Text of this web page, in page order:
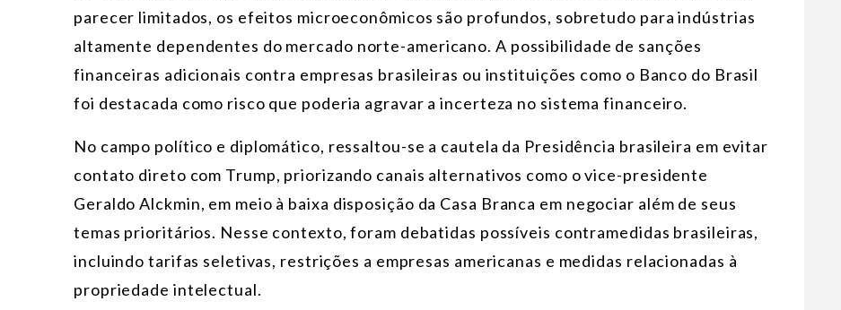
parecer limitados, os efeitos microeconômicos são profundos, sobretudo para indústrias
altamente dependentes do mercado norte-americano. A possibilidade de sanções
financeiras adicionais contra empresas brasileiras ou instituições como o Banco do Brasil
foi destacada como risco que poderia agravar a incerteza no sistema financeiro.
No campo político e diplomático, ressaltou-se a cautela da Presidência brasileira em evitar
contato direto com Trump, priorizando canais alternativos como o vice-presidente
Geraldo Alckmin, em meio à baixa disposição da Casa Branca em negociar além de seus
temas prioritários. Nesse contexto, foram debatidas possíveis contramedidas brasileiras,
incluindo tarifas seletivas, restrições a empresas americanas e medidas relacionadas à
propriedade intelectual.